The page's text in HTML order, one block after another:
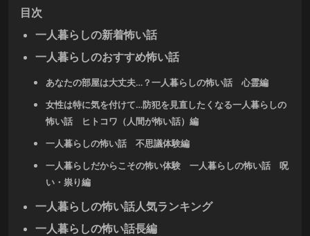
目次
一人暮らしの新着怖い話
一人暮らしのおすすめ怖い話
あなたの部屋は大丈夫…？一人暮らしの怖い話 心霊編
女性は特に気を付けて…防犯を見直したくなる一人暮らしの
怖い話 ヒトコワ（人間が怖い話）編
一人暮らしの怖い話 不思議体験編
一人暮らしだからこその怖い体験 一人暮らしの怖い話 呪
い・祟り編
一人暮らしの怖い話人気ランキング
一人暮らしの怖い話長編